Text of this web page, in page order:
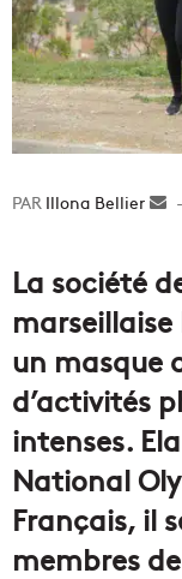
Illona Bellier
La société
un masque
d’activités
intenses.
National
Français, il
membres